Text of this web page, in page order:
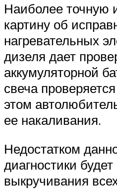
Наиболее точную
картину об
нагревательных
дизеля дает
аккумуляторной
свеча
этом
ее накаливания.
Недостатком
диагностики
выкручивания